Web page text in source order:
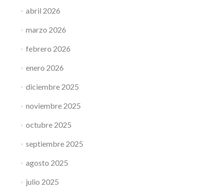
abril 2026
marzo 2026
febrero 2026
enero 2026
diciembre 2025
noviembre 2025
octubre 2025
septiembre 2025
agosto 2025
julio 2025